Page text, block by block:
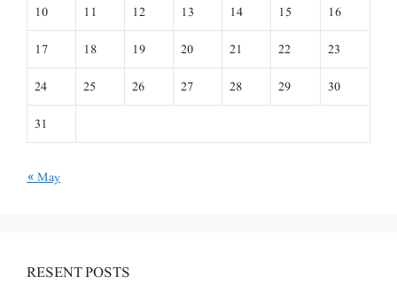
10
11 12 13 14 15
16
17
18 19 20 21 22
23
24
25 26 27 28 29
30
31
« May
RESENT POSTS